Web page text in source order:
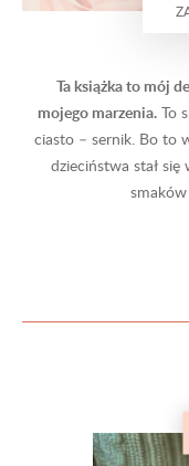
Ta książka to mój
mojego marzenia. To
ciasto – sernik. Bo to
dzieciństwa stał